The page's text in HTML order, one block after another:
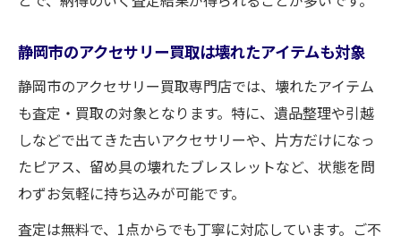
静岡市のアクセサリー買取は壊れたアイテムも対象
静岡市のアクセサリー買取専門店では、壊れたアイテム
も査定・買取の対象となります。特に、遺品整理や引越
しなどで出てきた古いアクセサリーや、片方だけになっ
たピアス、留め具の壊れたブレスレットなど、状態を問
わずお気軽に持ち込みが可能です。
査定は無料で、1点からでも丁寧に対応しています。ご不